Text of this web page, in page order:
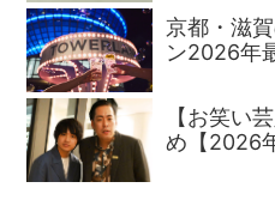
京都・滋
ン2026年
【お笑い
め【2026